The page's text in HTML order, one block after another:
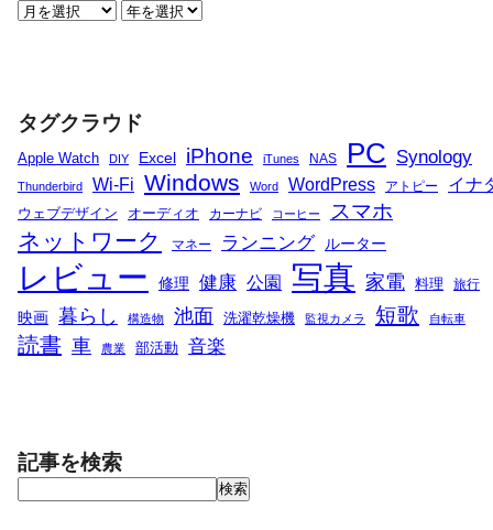
タグクラウド
Apple Watch DIY Excel iPhone iTunes NAS PC Synology
Thunderbird Wi-Fi Windows Word WordPress アトピー イナ
ウェブデザイン オーディオ カーナビ コーヒー スマホ
ネットワーク マネー ランニング ルーター
レビュー 修理 健康 公園 写真 家電 料理 旅行
映画 暮らし 構造物 池面 洗濯乾燥機 監視カメラ 短歌 自転車
読書 車 農業 部活動 音楽
記事を検索